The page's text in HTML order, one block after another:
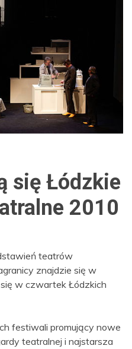
się Łódzkie
2010
teatrów
znajdzie się w
w czwartek Łódzkich
festiwali promujący nowe
teatralnej i najstarsza